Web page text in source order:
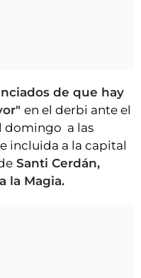
de que hay
en el derbi ante el
domingo a las
incluida a la capital
Santi Cerdán,
la Magia.